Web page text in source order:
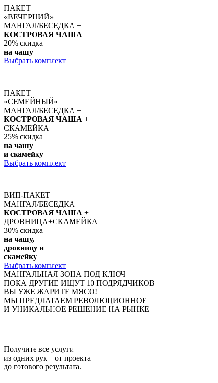
ПАКЕТ
«ВЕЧЕРНИЙ»
МАНГАЛ/БЕСЕДКА +
КОСТРОВАЯ ЧАША
20% скидка
на чашу
Выбрать комплект
ПАКЕТ
«СЕМЕЙНЫЙ»
МАНГАЛ/БЕСЕДКА +
КОСТРОВАЯ ЧАША +
СКАМЕЙКА
25% скидка
на чашу
и скамейку
Выбрать комплект
ВИП-ПАКЕТ
МАНГАЛ/БЕСЕДКА +
КОСТРОВАЯ ЧАША +
ДРОВНИЦА+СКАМЕЙКА
30% скидка
на чашу,
дровницу и
скамейку
Выбрать комплект
МАНГАЛЬНАЯ ЗОНА ПОД КЛЮЧ
ПОКА ДРУГИЕ ИЩУТ 10 ПОДРЯДЧИКОВ –
ВЫ УЖЕ ЖАРИТЕ МЯСО!
МЫ ПРЕДЛАГАЕМ РЕВОЛЮЦИОННОЕ
И УНИКАЛЬНОЕ РЕШЕНИЕ НА РЫНКЕ
Получите все услуги
из одних рук – от проекта
до готового результата.